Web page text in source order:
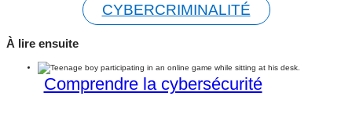
CYBERCRIMINALITÉ
À lire ensuite
Comprendre la cybersécurité